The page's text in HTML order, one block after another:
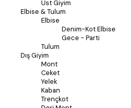
Üst Giyim
Elbise & Tulum
Elbise
Denim-Kot Elbise
Gece - Parti
Tulum
Dış Giyim
Mont
Ceket
Yelek
Kaban
Trençkot